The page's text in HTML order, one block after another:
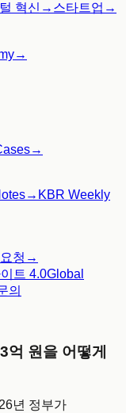
혁신 → 스타트업 →
→
→
→ KBR Weekly
청 →
트 4.0Global
의
억 원을 어떻게
년 정부가